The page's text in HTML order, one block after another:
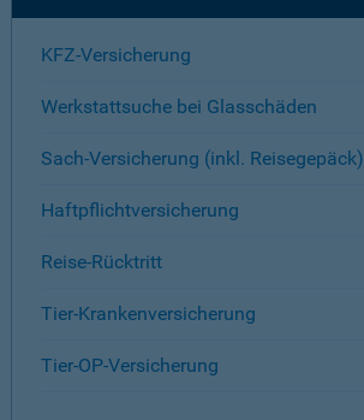
KFZ-Versicherung
Werkstattsuche bei Glasschäden
Sach-Versicherung (inkl. Reisegepäck)
Haftpflichtversicherung
Reise-Rücktritt
Tier-Krankenversicherung
Tier-OP-Versicherung